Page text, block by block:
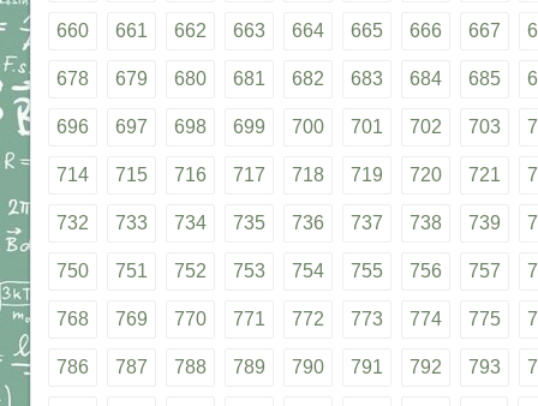
660 661 662 663 664 665 666 667
678 679 680 681 682 683 684 685
696 697 698 699 700 701 702 703
714 715 716 717 718 719 720 721
732 733 734 735 736 737 738 739
750 751 752 753 754 755 756 757
768 769 770 771 772 773 774 775
786 787 788 789 790 791 792 793